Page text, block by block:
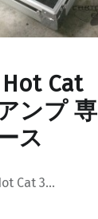
Hot Cat
ンプ 専
ス
Cat 3…